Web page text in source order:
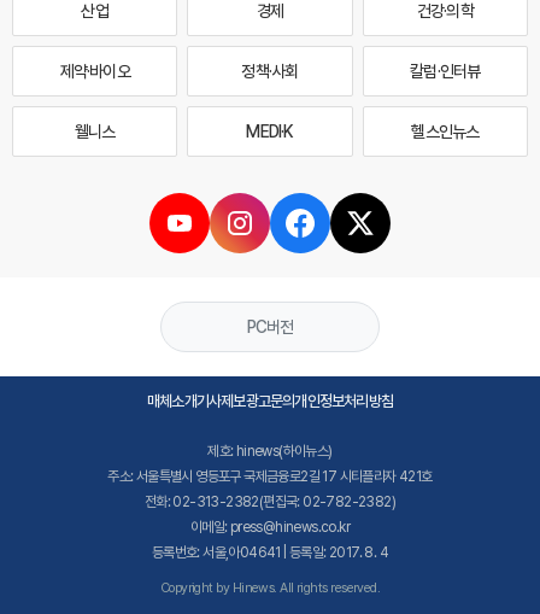
산업 경제 건강·의학
제약·바이오 정책·사회 칼럼·인터뷰
웰니스 MEDI·K 헬스인뉴스
PC버전
매체소개기사제보광고문의개인정보처리방침
제호: hinews(하이뉴스)
주소: 서울특별시 영등포구 국제금융로2길 17 시티플라자 421호
전화: 02-313-2382(편집국: 02-782-2382)
이메일: press@hinews.co.kr
등록번호: 서울,아04641 | 등록일: 2017. 8. 4
Copyright by Hinews. All rights reserved.